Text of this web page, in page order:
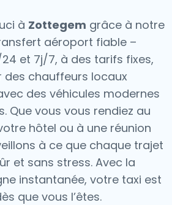
à Zottegem grâce à notre
aéroport fiable –
et 7j/7, à des tarifs fixes,
des chauffeurs locaux
des véhicules modernes
Que vous vous rendiez au
hôtel ou à une réunion
à ce que chaque trajet
et sans stress. Avec la
instantanée, votre taxi est
que vous l’êtes.